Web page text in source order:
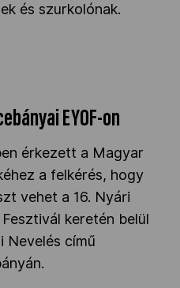
és szurkolónak.
EYOF-on
érkezett a Magyar
a felkérés, hogy
vehet a 16. Nyári
keretén belül
Nevelés című